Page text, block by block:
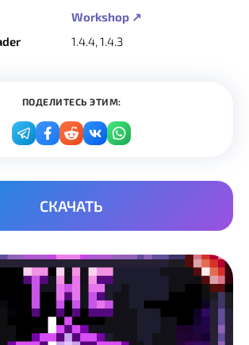
Workshop ↗
1.4.4, 1.4.3
ПОДЕЛИТЕСЬ ЭТИМ:
СКАЧАТЬ